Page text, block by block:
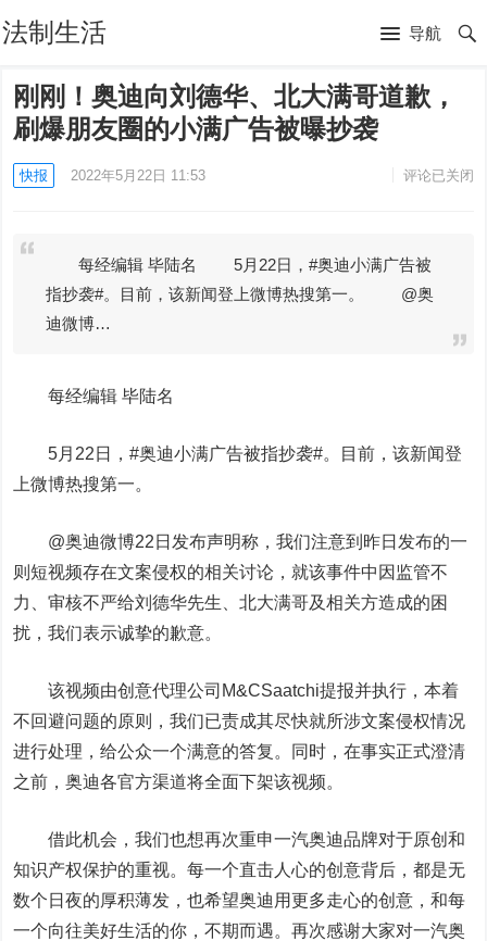
法制生活 导航
刚刚！奥迪向刘德华、北大满哥道歉，
刷爆朋友圈的小满广告被曝抄袭
快报 2022年5月22日 11:53 评论已关闭
每经编辑 毕陆名 5月22日，#奥迪小满广告被
指抄袭#。目前，该新闻登上微博热搜第一。 @奥
迪微博…
每经编辑 毕陆名
5月22日，#奥迪小满广告被指抄袭#。目前，该新闻登
上微博热搜第一。
@奥迪微博22日发布声明称，我们注意到昨日发布的一
则短视频存在文案侵权的相关讨论，就该事件中因监管不
力、审核不严给刘德华先生、北大满哥及相关方造成的困
扰，我们表示诚挚的歉意。
该视频由创意代理公司M&CSaatchi提报并执行，本着
不回避问题的原则，我们已责成其尽快就所涉文案侵权情况
进行处理，给公众一个满意的答复。同时，在事实正式澄清
之前，奥迪各官方渠道将全面下架该视频。
借此机会，我们也想再次重申一汽奥迪品牌对于原创和
知识产权保护的重视。每一个直击人心的创意背后，都是无
数个日夜的厚积薄发，也希望奥迪用更多走心的创意，和每
一个向往美好生活的你，不期而遇。再次感谢大家对一汽奥